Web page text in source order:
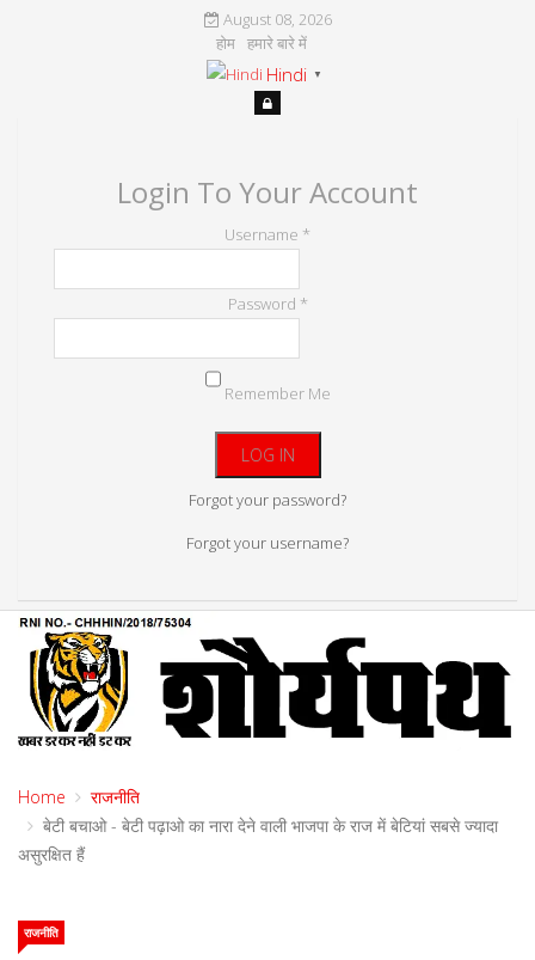
August 08, 2026
होम हमारे बारे में
Hindi ▼
Login To Your Account
Username *
Password *
Remember Me
Forgot your password?
Forgot your username?
Home
राजनीति
बेटी बचाओ - बेटी पढ़ाओ का नारा देने वाली भाजपा के राज में बेटियां सबसे ज्यादा
असुरक्षित हैं
राजनीति